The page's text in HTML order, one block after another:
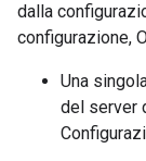
dalla
configurazione,
Una
del server